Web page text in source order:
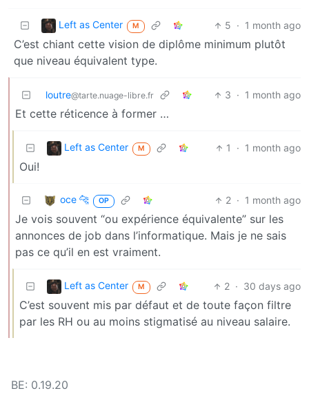
Left as Center M 5 · 1 month ago
C’est chiant cette vision de diplôme minimum plutôt
que niveau équivalent type.
loutre@tarte.nuage-libre.fr 3 · 1 month ago
Et cette réticence à former …
Left as Center M 1 · 1 month ago
Oui!
oce 🐆 OP 2 · 1 month ago
Je vois souvent “ou expérience équivalente” sur les
annonces de job dans l’informatique. Mais je ne sais
pas ce qu’il en est vraiment.
Left as Center M 2 · 30 days ago
C’est souvent mis par défaut et de toute façon filtre
par les RH ou au moins stigmatisé au niveau salaire.
BE: 0.19.20